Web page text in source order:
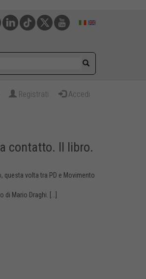
Registrati Accedi
contatto. Il libro.
questa volta tra PD e Movimento
Mario Draghi. [...]